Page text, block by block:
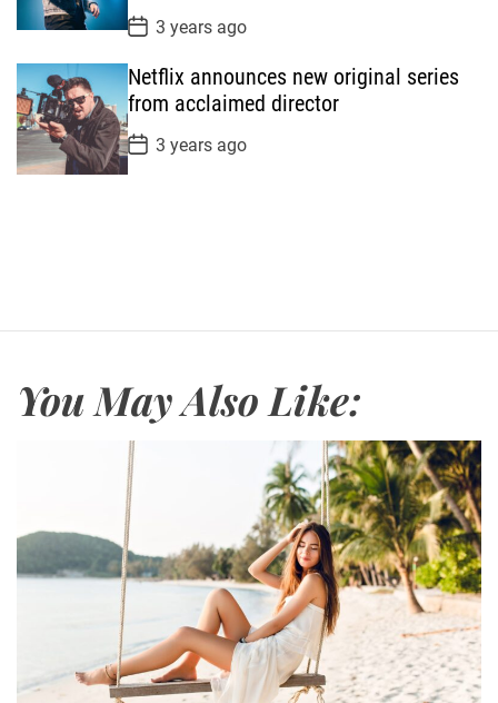
P
o
s
t
D
a
t
e
3 years ago
Netflix announces new original series
from acclaimed director
P
o
s
3 years ago
You May Also Like: